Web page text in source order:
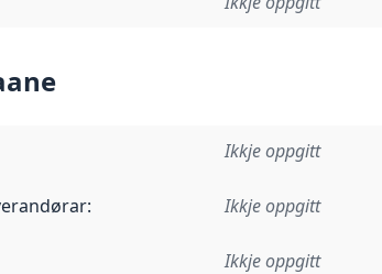
Ikkje oppgitt
: Ikkje oppgitt
Ikkje oppgitt